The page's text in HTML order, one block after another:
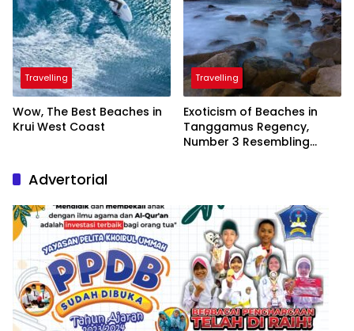
Travelling
Wow, The Best Beaches in
Krui West Coast
Travelling
Exoticism of Beaches in
Tanggamus Regency,
Number 3 Resembling
Advertorial